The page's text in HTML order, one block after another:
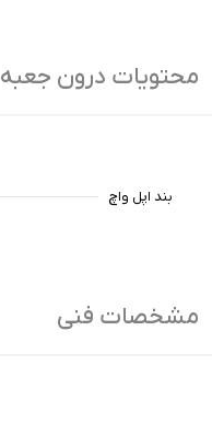
محتویات درون جعبه
بند اپل واچ
مشخصات فنی